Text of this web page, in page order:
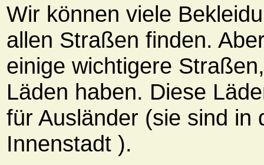
Wir können viele
allen Straßen finden.
einige wichtigere
Läden haben. Diese
für Ausländer (sie sind in
Innenstadt ).